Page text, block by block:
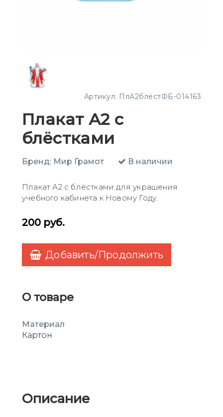
Артикул: ПлА2блёстФБ-014163
Плакат А2 с
блёстками
Бренд: Мир Грамот В наличии
Плакат А2 с блёстками для украшения
учебного кабинета к Новому Году.
200 руб.
Добавить/Продолжить
О товаре
Материал
Картон
Описание